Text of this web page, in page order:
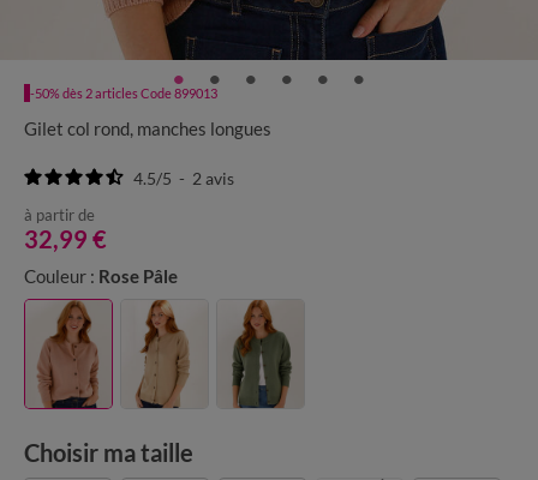
-50% dès 2 articles Code 899013
Gilet col rond, manches longues
4.5/5 - 2 avis
à partir de
32,99 €
Couleur : Rose Pâle
Choisir ma taille